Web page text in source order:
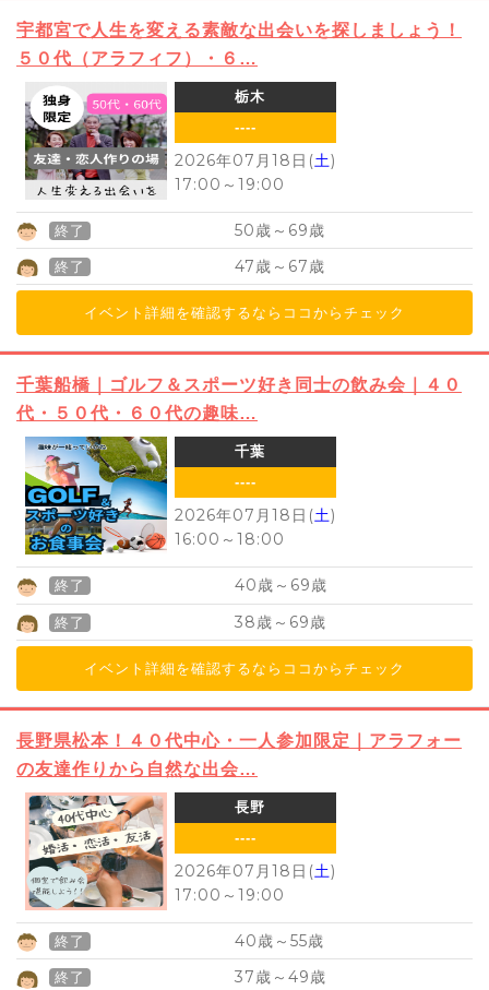
宇都宮で人生を変える素敵な出会いを探しましょう！
５０代（アラフィフ）・６…
栃木
----
2026年07月18日(土)
17:00 ～ 19:00
終了 50歳～ 69歳
終了 47歳～ 67歳
イベント詳細を確認するならココからチェック
千葉船橋｜ゴルフ＆スポーツ好き同士の飲み会｜４０
代・５０代・６０代の趣味…
千葉
----
2026年07月18日(土)
16:00 ～ 18:00
終了 40歳～ 69歳
終了 38歳～ 69歳
イベント詳細を確認するならココからチェック
長野県松本！４０代中心・一人参加限定｜アラフォー
の友達作りから自然な出会…
長野
----
2026年07月18日(土)
17:00 ～ 19:00
終了 40歳～ 55歳
終了 37歳～ 49歳